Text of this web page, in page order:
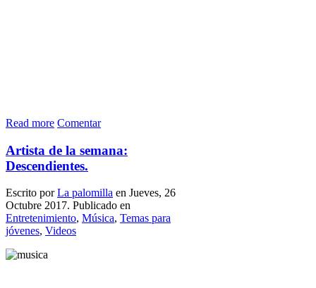
Read more Comentar
Artista de la semana:
Descendientes.
Escrito porLa palomilla en Jueves, 26
Octubre 2017. Publicado en
Entretenimiento, Música, Temas para
jóvenes, Videos